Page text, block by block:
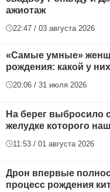
ажиотаж
22:47 / 03 августа 2026
«Самые умные»
рождения: какой у
20:06 / 31 июля 2026
На берег выбросило
желудке которого
11:53 / 01 августа 2026
Дрон впервые
процесс рождения